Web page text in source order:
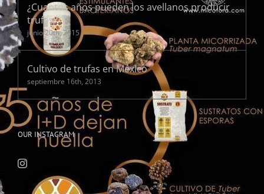
¿Cuantos años pueden los avellanos producir
trufas?
junio 20th, 2015
Cultivo de trufas en México
septiembre 16th, 2013
OUR INSTAGRAM